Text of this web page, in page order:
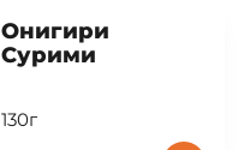
Онигири
Сурими
130г